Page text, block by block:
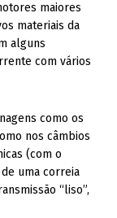
maiores
materiais da
alguns
com vários
como os
nos câmbios
(com o
uma correia
“liso”,